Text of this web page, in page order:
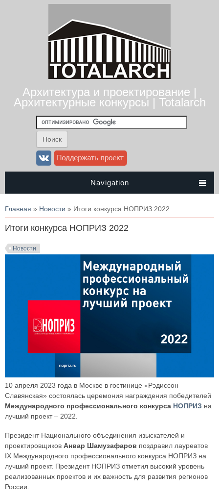
Архитектура и проектирование |
Архитектурные конкурсы | Totalarch
Navigation
Вы здесь
Главная » Новости » Итоги конкурса НОПРИЗ 2022
Итоги конкурса НОПРИЗ 2022
Новости
10 апреля 2023 года в Москве в гостинице «Рэдиссон
Славянская» состоялась церемония награждения победителей
Международного профессионального конкурса НОПРИЗ на
лучший проект – 2022.
Президент Национального объединения изыскателей и
проектировщиков Анвар Шамузафаров поздравил лауреатов
IX Международного профессионального конкурса НОПРИЗ на
лучший проект. Президент НОПРИЗ отметил высокий уровень
реализованных проектов и их важность для развития регионов
России.